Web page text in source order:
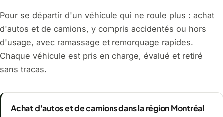
Pour se départir d'un véhicule qui ne roule plus : achat
d'autos et de camions, y compris accidentés ou hors
d'usage, avec ramassage et remorquage rapides.
Chaque véhicule est pris en charge, évalué et retiré
sans tracas.
Achat d'autos et de camions dans la région Montréal